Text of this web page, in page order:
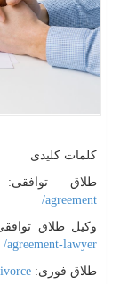
کلمات کلیدی
طلاق
agreement/
وکیل طلاق
agreement-lawyer/
طلاق فوری: